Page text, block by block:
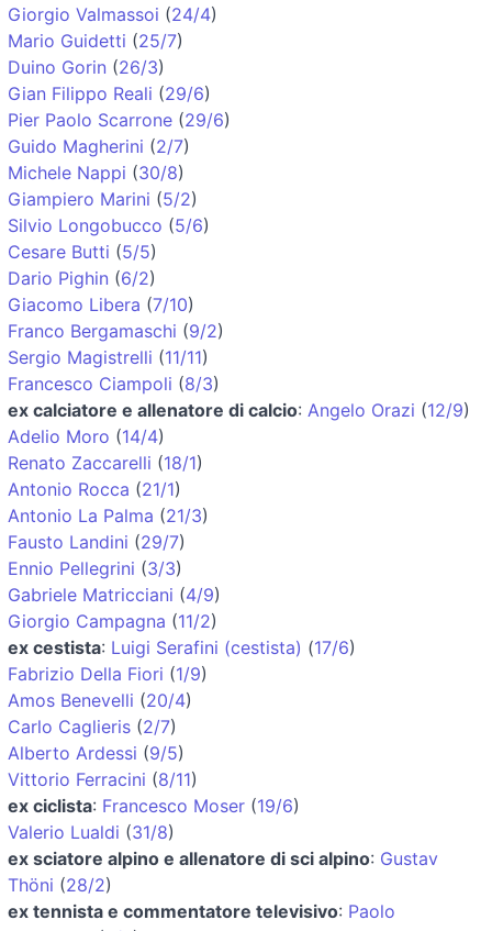
Giorgio Valmassoi (24/4)
Mario Guidetti (25/7)
Duino Gorin (26/3)
Gian Filippo Reali (29/6)
Pier Paolo Scarrone (29/6)
Guido Magherini (2/7)
Michele Nappi (30/8)
Giampiero Marini (5/2)
Silvio Longobucco (5/6)
Cesare Butti (5/5)
Dario Pighin (6/2)
Giacomo Libera (7/10)
Franco Bergamaschi (9/2)
Sergio Magistrelli (11/11)
Francesco Ciampoli (8/3)
ex calciatore e allenatore di calcio: Angelo Orazi (12/9)
Adelio Moro (14/4)
Renato Zaccarelli (18/1)
Antonio Rocca (21/1)
Antonio La Palma (21/3)
Fausto Landini (29/7)
Ennio Pellegrini (3/3)
Gabriele Matricciani (4/9)
Giorgio Campagna (11/2)
ex cestista: Luigi Serafini (cestista) (17/6)
Fabrizio Della Fiori (1/9)
Amos Benevelli (20/4)
Carlo Caglieris (2/7)
Alberto Ardessi (9/5)
Vittorio Ferracini (8/11)
ex ciclista: Francesco Moser (19/6)
Valerio Lualdi (31/8)
ex sciatore alpino e allenatore di sci alpino: Gustav
Thöni (28/2)
ex tennista e commentatore televisivo: Paolo